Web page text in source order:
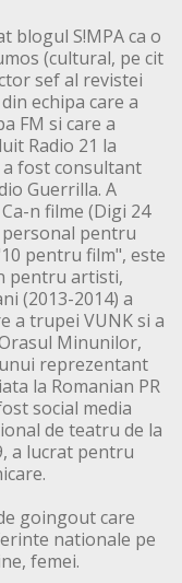
blogul S!MPA ca o
(cultural, pe cit
sef al revistei
echipa care a
FM si care a
Radio 21 la
a fost consultant
Guerrilla. A
n filme (Digi 24
pentru
pentru film", este
pentru artisti,
(2013-2014) a
a trupei VUNK si a
Minunilor,
reprezentant
la Romanian PR
social media
de teatru de la
a lucrat pentru
goingout care
nationale pe
femei.